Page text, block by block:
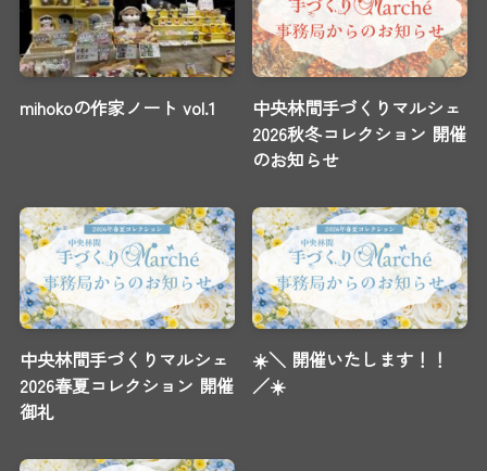
mihokoの作家ノート vol.1
中央林間手づくりマルシェ
2026秋冬コレクション 開催
のお知らせ
中央林間手づくりマルシェ
2026春夏コレクション 開催
御礼
☀️＼ 開催いたします！！
／☀️